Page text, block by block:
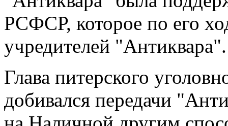
РСФСР, которое по его
учредителей "Антиквара".
Глава питерского
добивался передачи